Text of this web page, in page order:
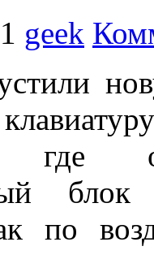
geek
где
по